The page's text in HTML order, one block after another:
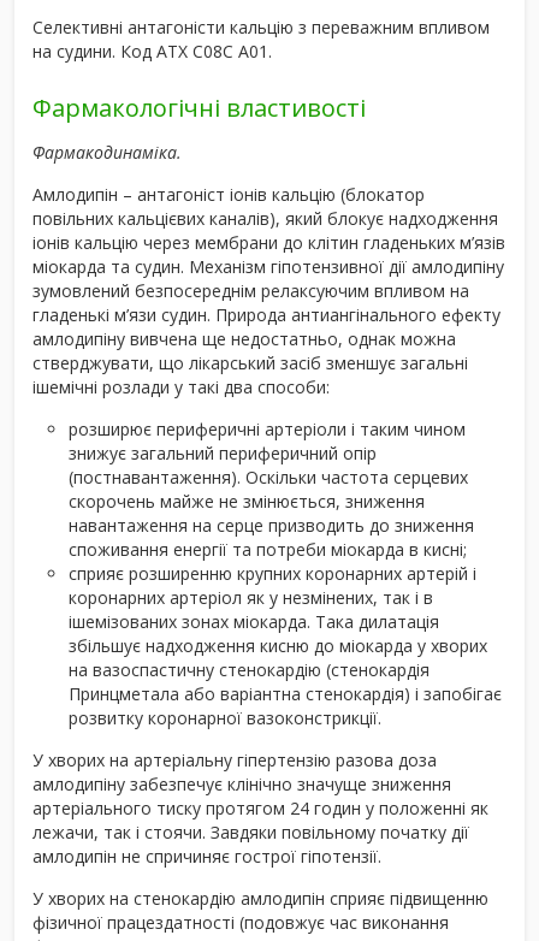
Селективні антагоністи кальцію з переважним впливом
на судини. Код АТХ С08С А01.
Фармакологічні властивості
Фармакодинаміка.
Амлодипін – антагоніст іонів кальцію (блокатор
повільних кальцієвих каналів), який блокує надходження
іонів кальцію через мембрани до клітин гладеньких м’язів
міокарда та судин. Механізм гіпотензивної дії амлодипіну
зумовлений безпосереднім релаксуючим впливом на
гладенькі м’язи судин. Природа антиангінального ефекту
амлодипіну вивчена ще недостатньо, однак можна
стверджувати, що лікарський засіб зменшує загальні
ішемічні розлади у такі два способи:
розширює периферичні артеріоли і таким чином
знижує загальний периферичний опір
(постнавантаження). Оскільки частота серцевих
скорочень майже не змінюється, зниження
навантаження на серце призводить до зниження
споживання енергії та потреби міокарда в кисні;
сприяє розширенню крупних коронарних артерій і
коронарних артеріол як у незмінених, так і в
ішемізованих зонах міокарда. Така дилатація
збільшує надходження кисню до міокарда у хворих
на вазоспастичну стенокардію (стенокардія
Принцметала або варіантна стенокардія) і запобігає
розвитку коронарної вазоконстрикції.
У хворих на артеріальну гіпертензію разова доза
амлодипіну забезпечує клінічно значуще зниження
артеріального тиску протягом 24 годин у положенні як
лежачи, так і стоячи. Завдяки повільному початку дії
амлодипін не спричиняє гострої гіпотензії.
У хворих на стенокардію амлодипін сприяє підвищенню
фізичної працездатності (подовжує час виконання